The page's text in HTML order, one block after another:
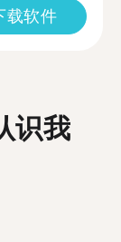
载软件
识我